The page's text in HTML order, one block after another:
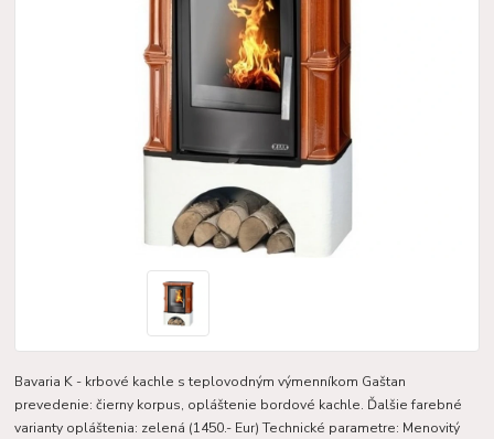
Bavaria K - krbové kachle s teplovodným výmenníkom Gaštan
prevedenie: čierny korpus, opláštenie bordové kachle. Ďalšie farebné
varianty opláštenia: zelená (1450.- Eur) Technické parametre: Menovitý